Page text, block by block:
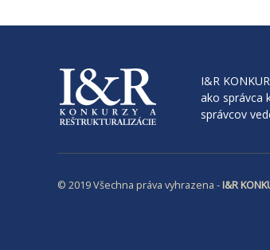
I&R
ako správca
správcov
© 2019 Všechna práva vyhrazena -I&R